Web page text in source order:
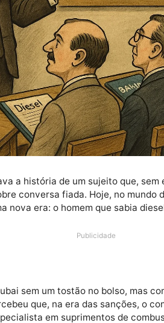
a história de um sujeito
uma nova era: o homem que
Publicidade